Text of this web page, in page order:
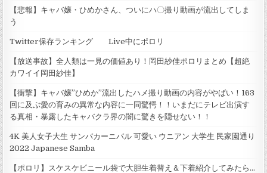
【悲報】キャバ嬢・ひめかさん、ついにハ〇撮り動画が流出してしま
う
Twitter保存ランキング Live中にポロリ
【放送事故】全人類は一見の価値あり！岡田紗佳ポロリまとめ【超絶
カワイイ岡田紗佳】
【衝撃】キャバ嬢”ひめか”流出したハメ撮り動画の内容がやばい！163
回に及ぶ愛の育みの異常な内容に一同驚愕！！いまだにテレビ出演す
る真相・暴露したキャバクラ界の闇に驚きを隠せない！！
4K 美人女子大生 サンバカーニバル 可愛い ウニアン 大学生 民家園通り
2022 Japanese Samba
【ポロリ】スケスケビニール袋で大胆生着替え＆下着紹介してみたら...